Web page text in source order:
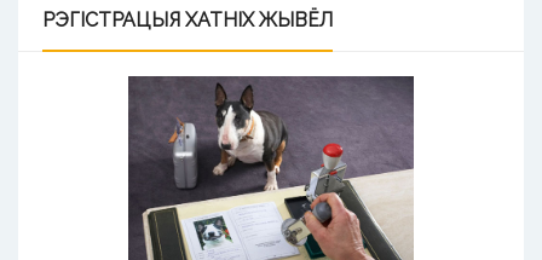
РЭГІСТРАЦЫЯ ХАТНІХ ЖЫВЁЛ